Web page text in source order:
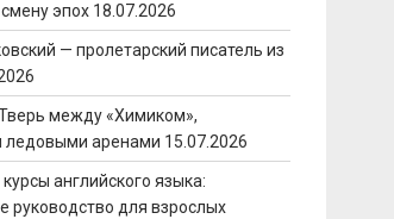
эпох 18.07.2026
— пролетарский писатель из
между «Химиком»,
ледовыми аренами 15.07.2026
английского языка:
руководство для взрослых